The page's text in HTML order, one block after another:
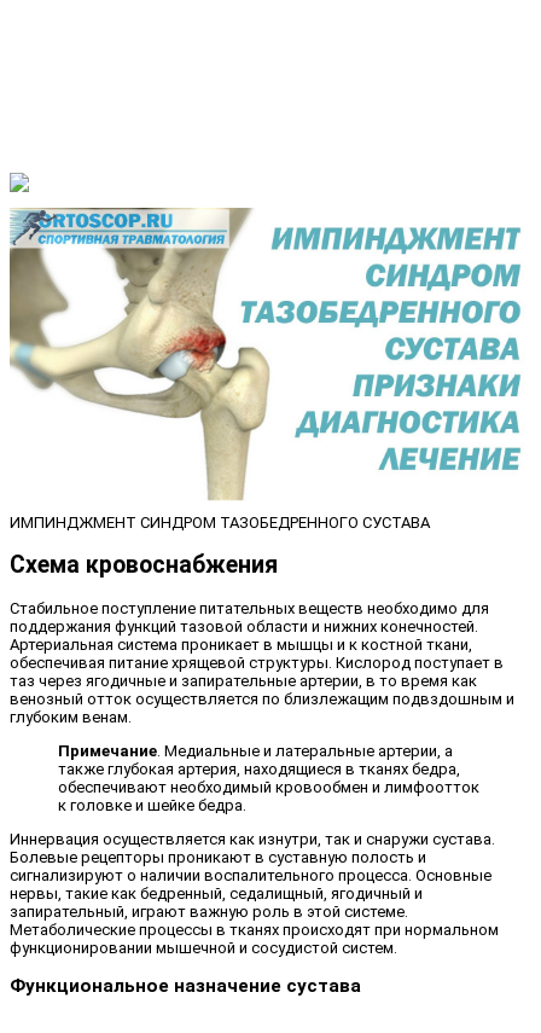
ИМПИНДЖМЕНТ СИНДРОМ ТАЗОБЕДРЕННОГО СУСТАВА
Схема кровоснабжения
Стабильное поступление питательных веществ необходимо для
поддержания функций тазовой области и нижних конечностей.
Артериальная система проникает в мышцы и к костной ткани,
обеспечивая питание хрящевой структуры. Кислород поступает в
таз через ягодичные и запирательные артерии, в то время как
венозный отток осуществляется по близлежащим подвздошным и
глубоким венам.
Примечание . Медиальные и латеральные артерии, а
также глубокая артерия, находящиеся в тканях бедра,
обеспечивают необходимый кровообмен и лимфоотток
к головке и шейке бедра.
Иннервация осуществляется как изнутри, так и снаружи сустава.
Болевые рецепторы проникают в суставную полость и
сигнализируют о наличии воспалительного процесса. Основные
нервы, такие как бедренный, седалищный, ягодичный и
запирательный, играют важную роль в этой системе.
Метаболические процессы в тканях происходят при нормальном
функционировании мышечной и сосудистой систем.
Функциональное назначение сустава